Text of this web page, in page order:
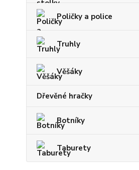
Poličky a police
Truhly
Věšáky
Dřevěné hračky
Botníky
Taburety